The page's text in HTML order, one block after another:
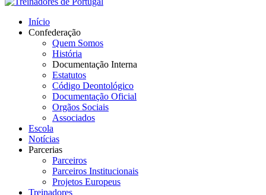
Início
Confederação
Quem Somos
História
Documentação Interna
Estatutos
Código Deontológico
Documentação Oficial
Orgãos Sociais
Associados
Escola
Notícias
Parcerias
Parceiros
Parceiros Institucionais
Projetos Europeus
Treinadores